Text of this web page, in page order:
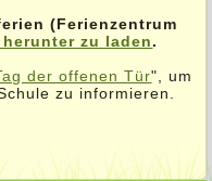
(Ferienzentrum
zu laden.
der offenen Tür", um
zu informieren.